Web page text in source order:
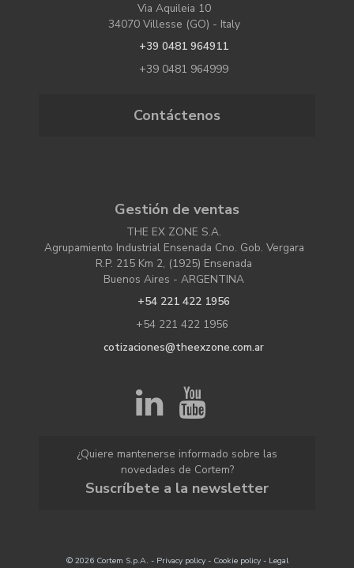
Via Aquileia 10
34070 Villesse (GO) - Italy
+39 0481 964911
+39 0481 964999
Contáctenos
Gestión de ventas
THE EX ZONE S.A.
Agrupamiento Industrial Ensenada Cno. Gob. Vergara
R.P. 215 Km 2, (1925) Ensenada
Buenos Aires - ARGENTINA
+54 221 422 1956
+54 221 422 1956
cotizaciones@theexzone.com.ar
¿Quiere mantenerse informado sobre las
novedades de Cortem?
Suscríbete a la newsletter
© 2026 Cortem S.p.A. - Privacy policy- Cookie policy- Legal